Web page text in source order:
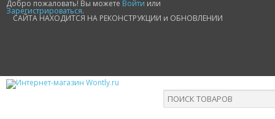
Добро пожаловать! Вы можете Войти или
Зарегистрироваться.
САЙТА НАХОДИТСЯ НА РЕКОНСТРУКЦИИ и ОБНОВЛЕНИИ